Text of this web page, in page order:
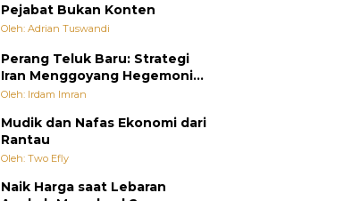
Pejabat Bukan Konten
Oleh: Adrian Tuswandi
Perang Teluk Baru: Strategi
Iran Menggoyang Hegemoni
AS dari Dalam
Oleh: Irdam Imran
Mudik dan Nafas Ekonomi dari
Rantau
Oleh: Two Efly
Naik Harga saat Lebaran